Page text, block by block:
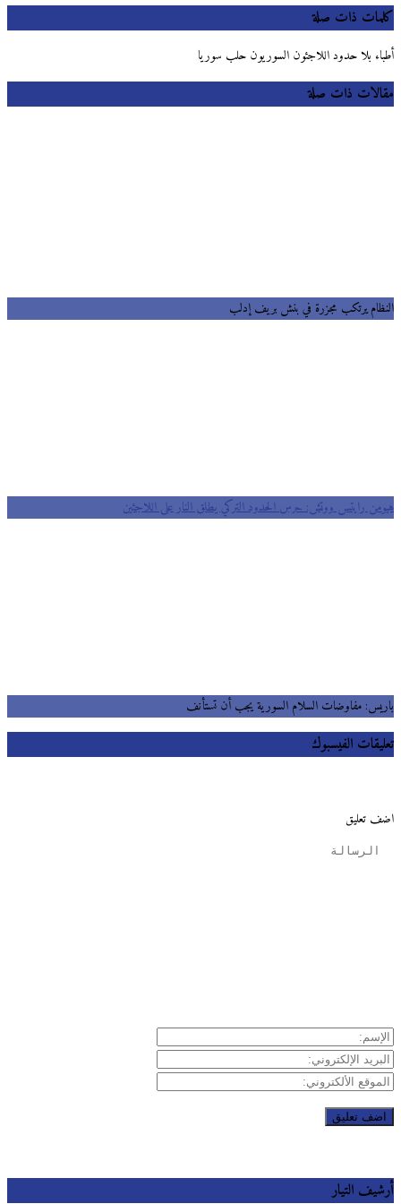
ذات صلة
بلا حدود اللاجئون السوريون حلب سوريا
ذات صلة
يرتكب مجزرة في بنش بريف إدلب
رايتس ووتش: حرس الحدود التركي يطلق النار على اللاجئين
مفاوضات السلام السورية يجب أن تستأنف
الفيسبوك
تعليق
التيار